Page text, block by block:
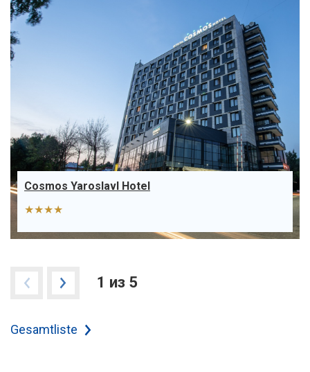
Cosmos Yaroslavl Hotel
★★★★
1 из 5
Gesamtliste